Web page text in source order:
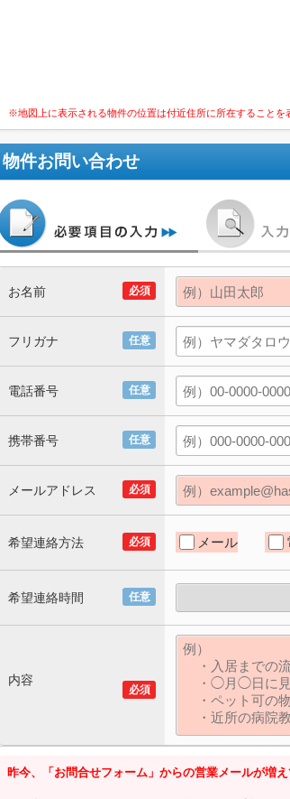
※地図上に表示される物件の位置は付近住所に所在することを
物件お問い合わせ
必須
お名前
任意
フリガナ
任意
電話番号
任意
携帯番号
必須
メールアドレス
必須
希望連絡方法 メール
任意
希望連絡時間
必須
内容
昨今、「お問合せフォーム」からの営業メールが増え